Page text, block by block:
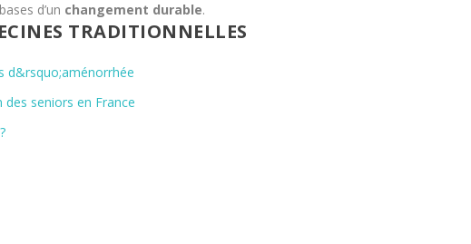
d’un changement durable.
TRADITIONNELLES
d&rsquo;aménorrhée
seniors en France